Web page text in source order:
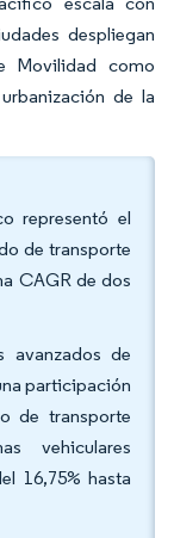
despliegan
Movilidad como
de la
representó el
de transporte
CAGR de dos
avanzados de
participación
de transporte
vehiculares
16,75% hasta